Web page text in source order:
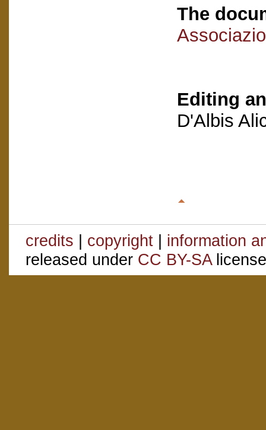
The
Editing
D'Albis
credits | copyright | information
released under CC BY-SA